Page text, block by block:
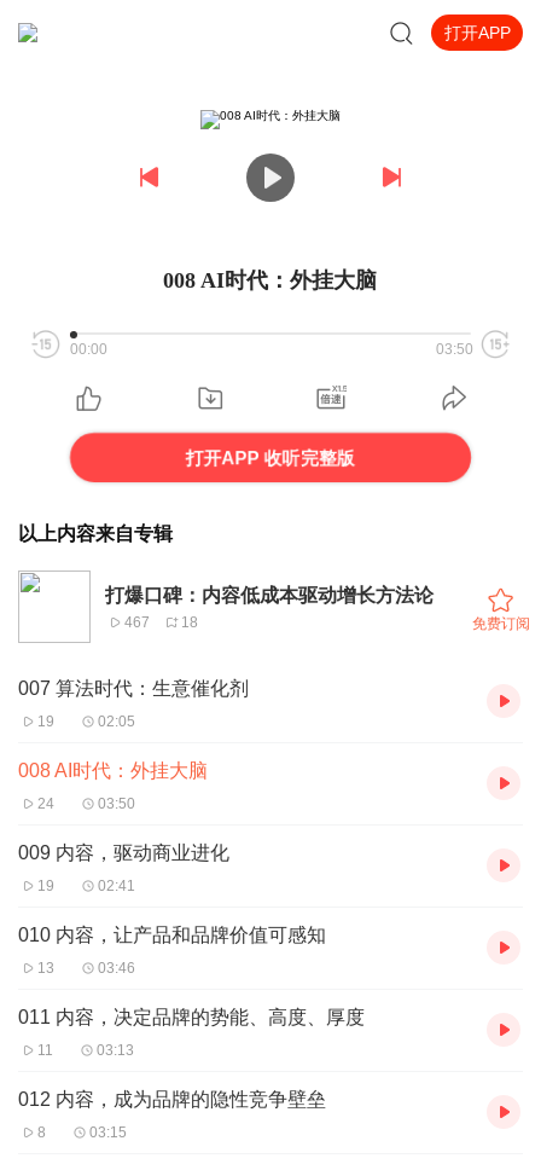
打开APP
008 AI时代：外挂大脑
00:00 03:50
打开APP 收听完整版
以上内容来自专辑
打爆口碑：内容低成本驱动增长方法论
467 18 免费订阅
007 算法时代：生意催化剂
19 02:05
008 AI时代：外挂大脑
24 03:50
009 内容，驱动商业进化
19 02:41
010 内容，让产品和品牌价值可感知
13 03:46
011 内容，决定品牌的势能、高度、厚度
11 03:13
012 内容，成为品牌的隐性竞争壁垒
8 03:15